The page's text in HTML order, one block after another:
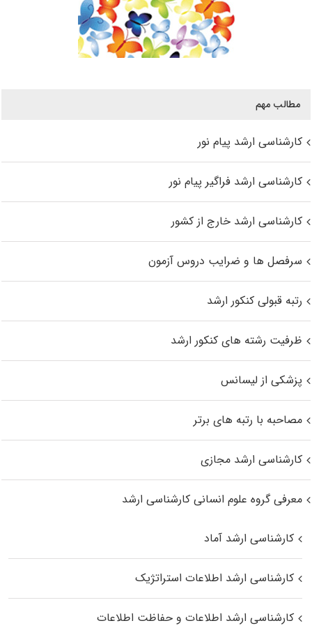
مطالب مهم
کارشناسی ارشد پیام نور
کارشناسی ارشد فراگیر پیام نور
کارشناسی ارشد خارج از کشور
سرفصل ها و ضرایب دروس آزمون
رتبه قبولی کنکور ارشد
ظرفیت رشته های کنکور ارشد
پزشکی از لیسانس
مصاحبه با رتبه های برتر
کارشناسی ارشد مجازی
معرفی گروه علوم انسانی کارشناسی ارشد
کارشناسی ارشد آماد
کارشناسی ارشد اطلاعات استراتژیک
کارشناسی ارشد اطلاعات و حفاظت اطلاعات